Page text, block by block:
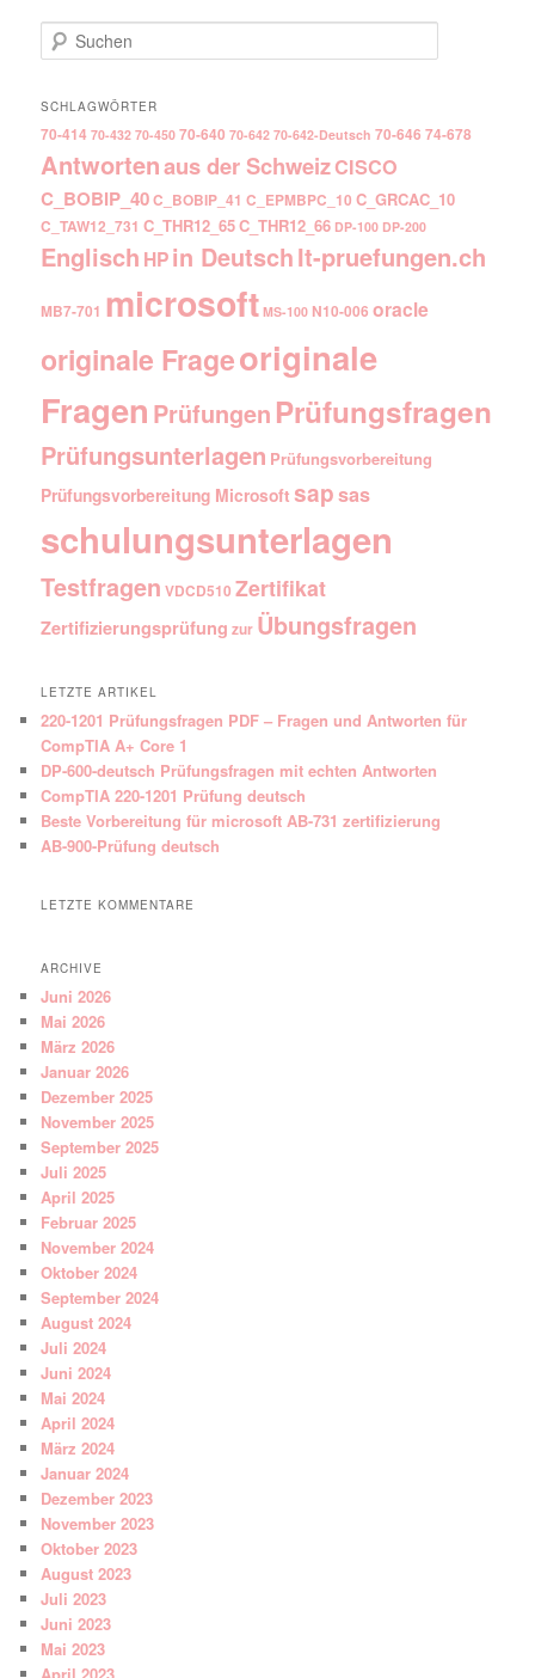
Suchen
SCHLAGWÖRTER
70-414 70-432 70-450 70-640 70-642 70-642-Deutsch 70-646 74-678
Antwortenaus der SchweizCISCO
C_BOBIP_40C_BOBIP_41 C_EPMBPC_10 C_GRCAC_10
C_TAW12_731 C_THR12_65C_THR12_66 DP-100 DP-200
Englisch HPin DeutschIt-pruefungen.ch
MB7-701 microsoft MS-100 N10-006 oracle
originale Frageoriginale
Fragen Prüfungen Prüfungsfragen
Prüfungsunterlagen Prüfungsvorbereitung
Prüfungsvorbereitung Microsoft sapsas
schulungsunterlagen
Testfragen VDCD510 Zertifikat
Zertifizierungsprüfung zur Übungsfragen
LETZTE ARTIKEL
220-1201 Prüfungsfragen PDF – Fragen und Antworten für
CompTIA A+ Core 1
DP-600-deutsch Prüfungsfragen mit echten Antworten
CompTIA 220-1201 Prüfung deutsch
Beste Vorbereitung für microsoft AB-731 zertifizierung
AB-900-Prüfung deutsch
LETZTE KOMMENTARE
ARCHIVE
Juni 2026
Mai 2026
März 2026
Januar 2026
Dezember 2025
November 2025
September 2025
Juli 2025
April 2025
Februar 2025
November 2024
Oktober 2024
September 2024
August 2024
Juli 2024
Juni 2024
Mai 2024
April 2024
März 2024
Januar 2024
Dezember 2023
November 2023
Oktober 2023
August 2023
Juli 2023
Juni 2023
Mai 2023
April 2023